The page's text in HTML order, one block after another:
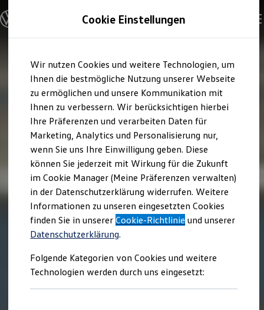
Hauptinhalt
springen
Footer
springen
Modelle und Konfigurator
Konfigurator
Modelle vergleichen
Elektroautos
ENERGY Sondermodelle
Nutzfahrzeuge
SUV und CUV
Familienautos
Kombis
Kompaktwagen
Sportwagen
Schnell verfügbare Fahrzeuge
Angebote und Produkte
Aktuelle Angebote
E-Auto-Förderung
Volkswagen Marktplatz
Die ENERGY Sondermodelle
Junge Gebrauchtwagen und Gebrauchtwagen
Volkswagen Zertifizierte Gebrauchtwagen
Elektromobilität bei Gebrauchtwagen
Saisonangebote
Reifenpakete
Leasing
Leasing-Angebote
Cookie Einstellungen
Wir nutzen Cookies und weitere Technologien, um
Ihnen die bestmögliche Nutzung unserer Webseite
zu ermöglichen und unsere Kommunikation mit
Ihnen zu verbessern. Wir berücksichtigen hierbei
Ihre Präferenzen und verarbeiten Daten für
Marketing, Analytics und Personalisierung nur,
wenn Sie uns Ihre Einwilligung geben. Diese
können Sie jederzeit mit Wirkung für die Zukunft
im Cookie Manager (Meine Präferenzen verwalten)
in der Datenschutzerklärung widerrufen. Weitere
Informationen zu unseren eingesetzten Cookies
finden Sie in unsererCookie-Richtlinie und unserer
Datenschutzerklärung.
Folgende Kategorien von Cookies und weitere
Technologien werden durch uns eingesetzt: